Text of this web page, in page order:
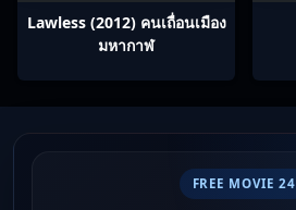
Lawless (2012) คนเถื่อนเมือง
มหากาฬ
FREE MOVIE 24